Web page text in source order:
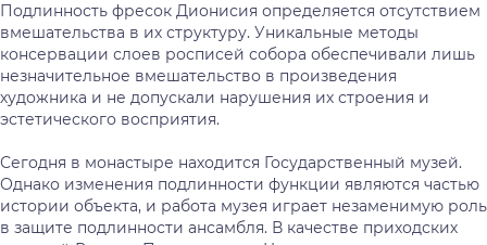
Подлинность фресок Дионисия определяется отсутствием
вмешательства в их структуру. Уникальные методы
консервации слоев росписей собора обеспечивали лишь
незначительное вмешательство в произведения
художника и не допускали нарушения их строения и
эстетического восприятия.
Сегодня в монастыре находится Государственный музей.
Однако изменения подлинности функции являются частью
истории объекта, и работа музея играет незаменимую роль
в защите подлинности ансамбля. В качестве приходских